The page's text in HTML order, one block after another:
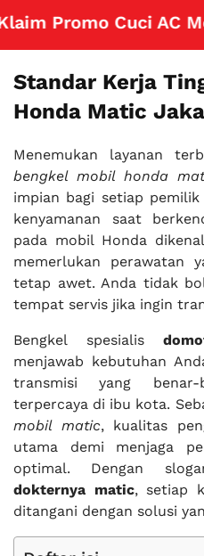
Promo Cuci AC
Standar Kerja
Honda Matic
Menemukan layanan
bengkel mobil honda
impian bagi setiap
kenyamanan saat
pada mobil Honda
memerlukan perawatan
tetap awet. Anda tidak
tempat servis jika ingin
Bengkel spesialis
menjawab kebutuhan
transmisi yang
terpercaya di ibu kota.
mobil matic, kualitas
utama demi menjaga
optimal. Dengan
dokternya matic, setiap
ditangani dengan solusi